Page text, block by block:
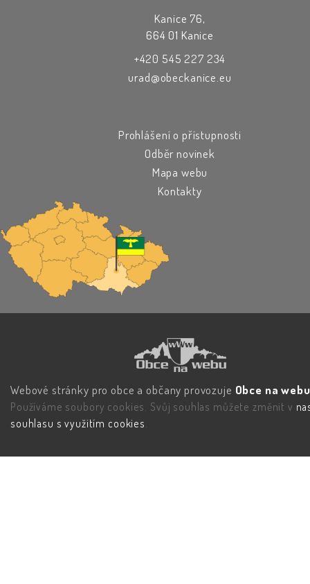
Kanice 76,
664 01 Kanice
+420 545 227 234
urad@obeckanice.eu
Prohlášení o přístupnosti
Odběr novinek
Mapa webu
Kontakty
Webové stránky pro obce a občany provozuje Obce na
Používáme soubory cookies. Svůj souhlas můžete změnit v
souhlasu s využitím cookies